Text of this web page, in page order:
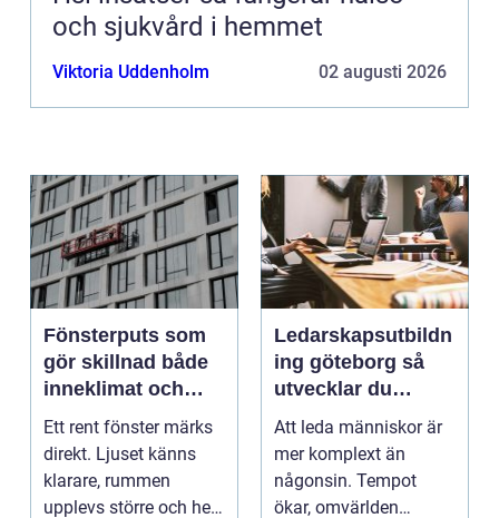
och sjukvård i hemmet
Viktoria Uddenholm 02 augusti 2026
Fönsterputs som
gör skillnad både
inneklimat och
utsikt
Ett rent fönster märks
direkt. Ljuset känns
klarare, rummen
upplevs större och hela
Ledarskapsutbildn
ing göteborg så
utvecklar du
ledare som håller i
längden
Att leda människor är
mer komplext än
någonsin. Tempot
ökar, omvärlden